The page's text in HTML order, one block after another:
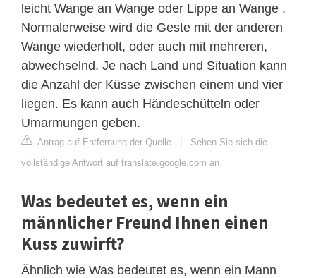
leicht Wange an Wange oder Lippe an Wange .
Normalerweise wird die Geste mit der anderen
Wange wiederholt, oder auch mit mehreren,
abwechselnd. Je nach Land und Situation kann
die Anzahl der Küsse zwischen einem und vier
liegen. Es kann auch Händeschütteln oder
Umarmungen geben.
Antrag auf Entfernung der Quelle | Sehen Sie sich die
vollständige Antwort auf translate.google.com an
Was bedeutet es, wenn ein
männlicher Freund Ihnen einen
Kuss zuwirft?
Ähnlich wie Was bedeutet es, wenn ein Mann